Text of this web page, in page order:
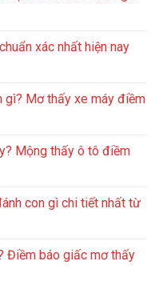
xác nhất hiện nay
gì? Mơ thấy xe máy điềm
Mộng thấy ô tô điềm
con gì chi tiết nhất từ
Điềm báo giấc mơ thấy